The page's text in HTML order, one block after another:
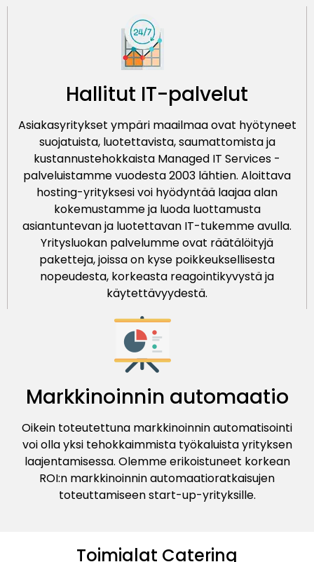
Hallitut IT-palvelut
Asiakasyritykset ympäri maailmaa ovat hyötyneet
suojatuista, luotettavista, saumattomista ja
kustannustehokkaista Managed IT Services -
palveluistamme vuodesta 2003 lähtien. Aloittava
hosting-yrityksesi voi hyödyntää laajaa alan
kokemustamme ja luoda luottamusta
asiantuntevan ja luotettavan IT-tukemme avulla.
Yritysluokan palvelumme ovat räätälöityjä
paketteja, joissa on kyse poikkeuksellisesta
nopeudesta, korkeasta reagointikyvystä ja
käytettävyydestä.
Markkinoinnin automaatio
Oikein toteutettuna markkinoinnin automatisointi
voi olla yksi tehokkaimmista työkaluista yrityksen
laajentamisessa. Olemme erikoistuneet korkean
ROI:n markkinoinnin automaatioratkaisujen
toteuttamiseen start-up-yrityksille.
Toimialat Catering